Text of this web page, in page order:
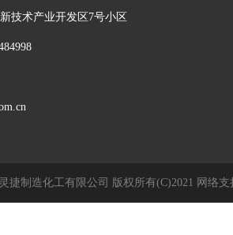
技术产业开发区7号小区
捷制造化工有限公司 版权所有(C)2021 网络支